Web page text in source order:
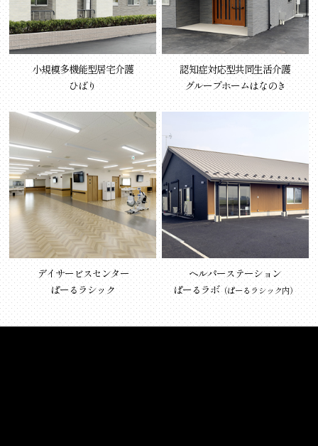
小規模多機能型居宅介護
ひばり
認知症対応型共同生活介護
グループホームはなのき
デイサービスセンター
ぱーるラシック
ヘルパーステーション
ぱーるラボ（ぱーるラシック内）